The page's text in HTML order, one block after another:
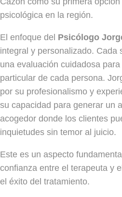
psicológica en la región.
El enfoque del Psicólogo
integral y personalizado. Cada
una evaluación cuidadosa
particular de cada persona.
por su profesionalismo y
su capacidad para generar un
acogedor donde los clientes
inquietudes sin temor al juicio.
Este es un aspecto
confianza entre el terapeuta y
el éxito del tratamiento.